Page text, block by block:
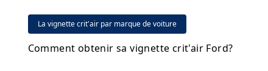
La vignette crit'air par marque de voiture
Comment obtenir sa vignette crit'air Ford?